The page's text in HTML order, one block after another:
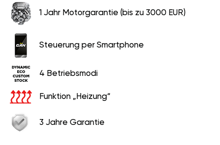
1 Jahr Motorgarantie (bis zu 3000 EUR)
Steuerung per Smartphone
4 Betriebsmodi
Funktion „Heizung“
3 Jahre Garantie